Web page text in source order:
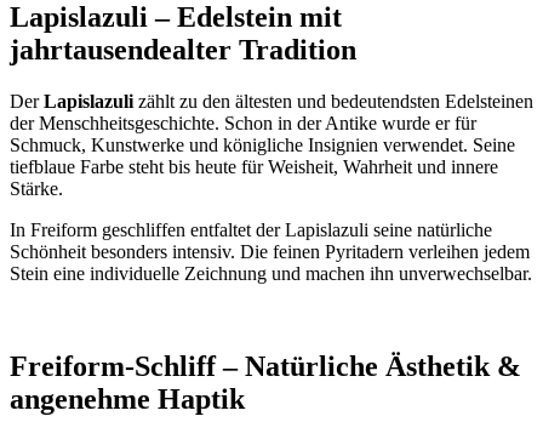
Lapislazuli – Edelstein mit
jahrtausendealter Tradition
DerLapislazuli zählt zu den ältesten und bedeutendsten Edelsteinen
der Menschheitsgeschichte. Schon in der Antike wurde er für
Schmuck, Kunstwerke und königliche Insignien verwendet. Seine
tiefblaue Farbe steht bis heute für Weisheit, Wahrheit und innere
Stärke.
In Freiform geschliffen entfaltet der Lapislazuli seine natürliche
Schönheit besonders intensiv. Die feinen Pyritadern verleihen jedem
Stein eine individuelle Zeichnung und machen ihn unverwechselbar.
Freiform-Schliff – Natürliche Ästhetik &
angenehme Haptik